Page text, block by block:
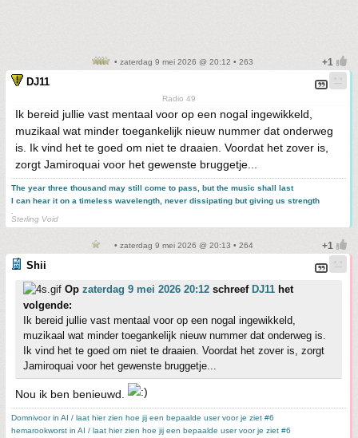
• zaterdag 9 mei 2026 @ 20:12 • 263
DJ11
Radio 49
Ik bereid jullie vast mentaal voor op een nogal ingewikkeld,
muzikaal wat minder toegankelijk nieuw nummer dat onderweg
is. Ik vind het te goed om niet te draaien. Voordat het zover is,
zorgt Jamiroquai voor het gewenste bruggetje...
The year three thousand may still come to pass, but the music shall last
I can hear it on a timeless wavelength, never dissipating but giving us strength
Sterling Void
• zaterdag 9 mei 2026 @ 20:13 • 264
Shii
Op zaterdag 9 mei 2026 20:12 schreef DJ11 het
volgende:
Ik bereid jullie vast mentaal voor op een nogal ingewikkeld,
muzikaal wat minder toegankelijk nieuw nummer dat onderweg is.
Ik vind het te goed om niet te draaien. Voordat het zover is, zorgt
Jamiroquai voor het gewenste bruggetje...
Nou ik ben benieuwd.
Domnivoor in AI / laat hier zien hoe jij een bepaalde user voor je ziet #6
hemarookworst in AI / laat hier zien hoe jij een bepaalde user voor je ziet #6